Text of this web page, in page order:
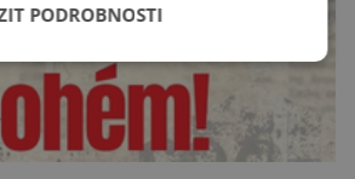
PODROBNOSTI